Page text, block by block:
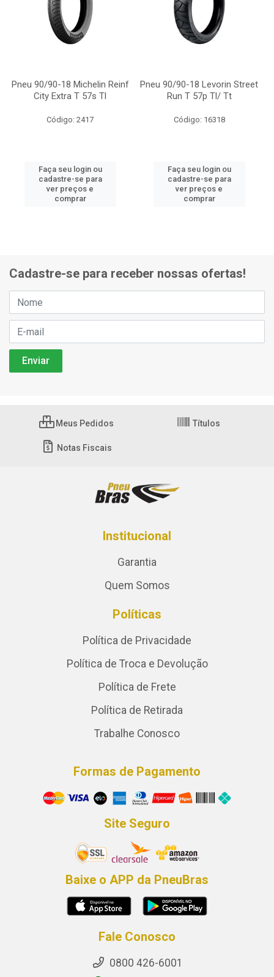
Pneu 90/90-18 Michelin Reinf
City Extra T 57s Tl
Código: 2417
Faça seu login ou
cadastre-se para
ver preços e
comprar
Pneu 90/90-18 Levorin Street
Run T 57p Tl/ Tt
Código: 16318
Faça seu login ou
cadastre-se para
ver preços e
comprar
Cadastre-se para receber nossas ofertas!
Meus Pedidos Títulos
Notas Fiscais
Institucional
Garantia
Quem Somos
Políticas
Política de Privacidade
Política de Troca e Devolução
Política de Frete
Política de Retirada
Trabalhe Conosco
Formas de Pagamento
Site Seguro
Baixe o APP da PneuBras
Fale Conosco
0800 426-6001